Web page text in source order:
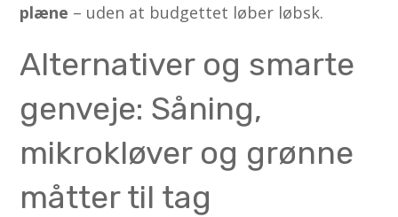
plæne – uden at budgettet løber løbsk.
Alternativer og smarte
genveje: Såning,
mikrokløver og grønne
måtter til tag